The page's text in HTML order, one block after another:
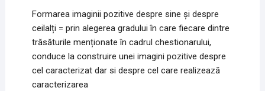
Formarea imaginii pozitive despre sine și despre
ceilalți = prin alegerea gradului în care fiecare dintre
trăsăturile menționate în cadrul chestionarului,
conduce la construire unei imagini pozitive despre
cel caracterizat dar si despre cel care realizează
caracterizarea